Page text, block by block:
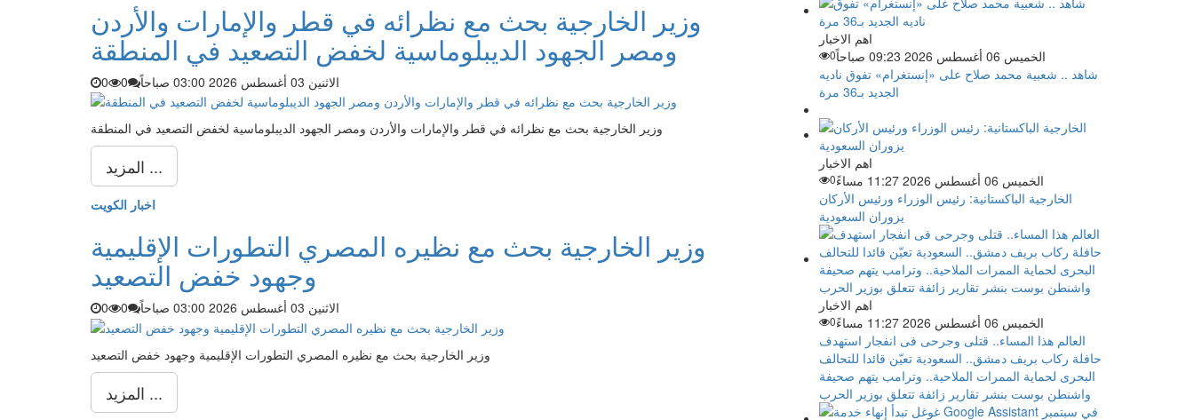
وزير الخارجية بحث مع نظرائه في قطر والإمارات والأردن
ومصر الجهود الديبلوماسية لخفض التصعيد في المنطقة
الاثنين 03 أغسطس 2026 03:00 صباحاً 0
0
وزير الخارجية بحث مع نظرائه في قطر والإمارات والأردن ومصر الجهود الديبلوماسية لخفض التصعيد في المنطقة
المزيد ...
اخبار الكويت
وزير الخارجية بحث مع نظيره المصري التطورات الإقليمية
وجهود خفض التصعيد
الاثنين 03 أغسطس 2026 03:00 صباحاً 0
0
وزير الخارجية بحث مع نظيره المصري التطورات الإقليمية وجهود خفض التصعيد
المزيد ...
اهم الاخبار
الخميس 06 أغسطس 2026 09:23 صباحاً
0
شاهد .. شعبية محمد صلاح على «إنستغرام» تفوق ناديه
الجديد بـ36 مرة
اهم الاخبار
الخميس 06 أغسطس 2026 11:27 مساءً
0
الخارجية الباكستانية: رئيس الوزراء ورئيس الأركان
يزوران السعودية
اهم الاخبار
الخميس 06 أغسطس 2026 11:27 مساءً
0
العالم هذا المساء.. قتلى وجرحى فى انفجار استهدف
حافلة ركاب بريف دمشق.. السعودية تعيّن قائدا للتحالف
البحرى لحماية الممرات الملاحية.. وترامب يتهم صحيفة
واشنطن بوست بنشر تقارير زائفة تتعلق بوزير الحرب